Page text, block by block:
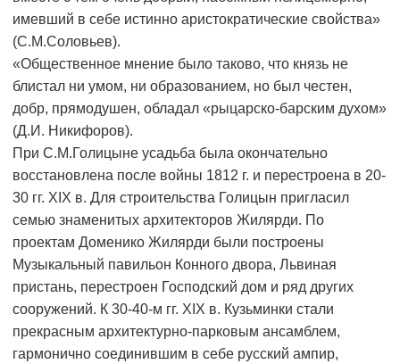
имевший в себе истинно аристократические свойства»
(С.М.Соловьев).
«Общественное мнение было таково, что князь не
блистал ни умом, ни образованием, но был честен,
добр, прямодушен, обладал «рыцарско-барским духом»
(Д.И. Никифоров).
При С.М.Голицыне усадьба была окончательно
восстановлена после войны 1812 г. и перестроена в 20-
30 гг. XIX в. Для строительства Голицын пригласил
семью знаменитых архитекторов Жилярди. По
проектам Доменико Жилярди были построены
Музыкальный павильон Конного двора, Львиная
пристань, перестроен Господский дом и ряд других
сооружений. К 30-40-м гг. XIX в. Кузьминки стали
прекрасным архитектурно-парковым ансамблем,
гармонично соединившим в себе русский ампир,